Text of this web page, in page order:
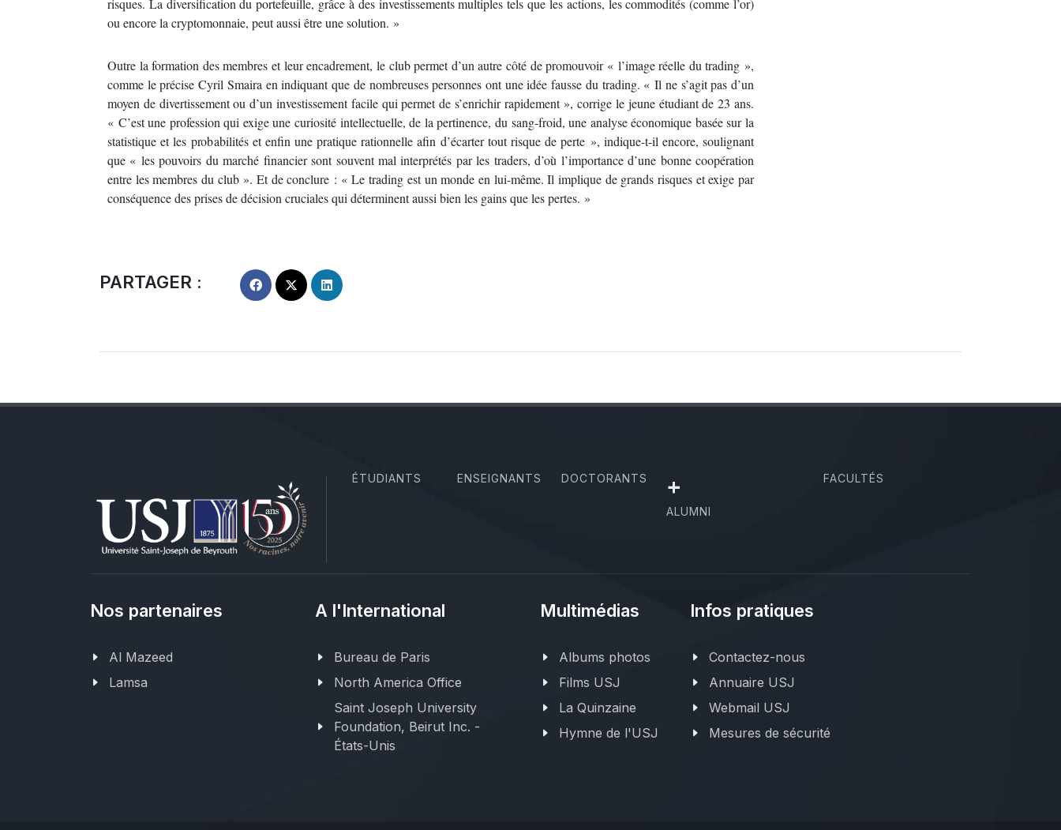
risques. La diversification du portefeuille, grâce à des investissements multiples tels que les actions, les commodités (comme l’or)
ou encore la cryptomonnaie, peut aussi être une solution. »
Outre la formation des membres et leur encadrement, le club permet d’un autre côté de promouvoir « l’image réelle du trading »,
comme le précise Cyril Smaira en indiquant que de nombreuses personnes ont une idée fausse du trading. « Il ne s’agit pas d’un
moyen de divertissement ou d’un investissement facile qui permet de s’enrichir rapidement », corrige le jeune étudiant de 23 ans.
« C’est une profession qui exige une curiosité intellectuelle, de la pertinence, du sang-froid, une analyse économique basée sur la
statistique et les probabilités et enfin une pratique rationnelle afin d’écarter tout risque de perte », indique-t-il encore, soulignant
que « les pouvoirs du marché financier sont souvent mal interprétés par les traders, d’où l’importance d’une bonne coopération
entre les membres du club ». Et de conclure : « Le trading est un monde en lui-même. Il implique de grands risques et exige par
conséquence des prises de décision cruciales qui déterminent aussi bien les gains que les pertes. »
PARTAGER :
ÉTUDIANTS ENSEIGNANTS DOCTORANTS +
ALUMNI
FACULTÉS
Nos partenaires
Al Mazeed
Lamsa
A l'International
Bureau de Paris
North America Office
Saint Joseph University
Foundation, Beirut Inc. -
États-Unis
Multimédias
Albums photos
Films USJ
La Quinzaine
Hymne de l'USJ
Infos pratiques
Contactez-nous
Annuaire USJ
Webmail USJ
Mesures de sécurité